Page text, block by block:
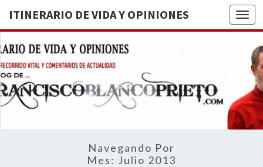
ITINERARIO DE VIDA Y OPINIONES
DE
BREVE
RECORRIDO
VITAL Y
ACTUALIDAD
Navegando Por
Mes: Julio 2013